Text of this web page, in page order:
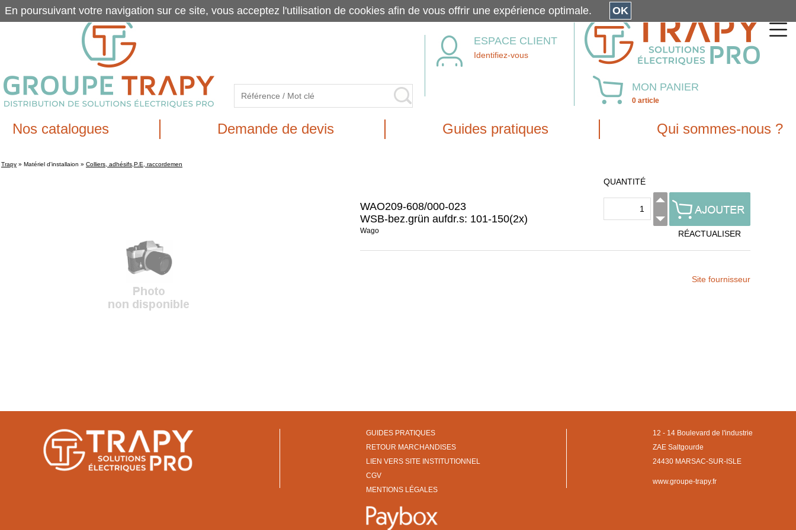
ESPACE CLIENT
Identifiez-vous
MON PANIER
0 article
Nos catalogues Demande de devis Guides pratiques Qui sommes-nous ?
Trapy » Matériel d'installaion » Colliers, adhésifs,P.E, raccordemen
WAO209-608/000-023
WSB-bez.grün aufdr.s: 101-150(2x)
Wago
QUANTITÉ
RÉACTUALISER
Site fournisseur
GUIDES PRATIQUES
RETOUR MARCHANDISES
LIEN VERS SITE INSTITUTIONNEL
CGV
MENTIONS LÉGALES
12 - 14 Boulevard de l'industrie
ZAE Saltgourde
24430 MARSAC-SUR-ISLE
www.groupe-trapy.fr
En poursuivant votre navigation sur ce site, vous acceptez l'utilisation de cookies afin de vous offrir une expérience optimale. OK